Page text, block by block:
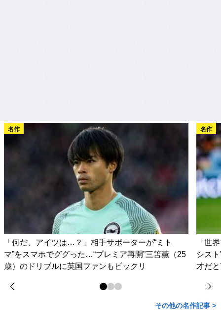
名作
「何だ、アイツは…？」相手サポーターが“ミト
マ”をスマホでググった…“プレミア再開”三笘薫（25
歳）のドリブルに英国ファンもビックリ
名作
「世
シス
才だ
その他の名作記事 >